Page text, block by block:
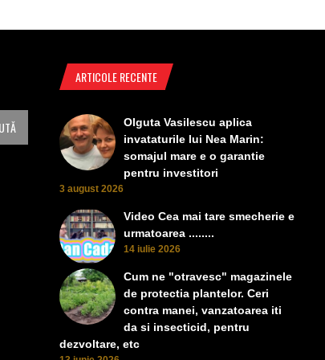
ARTICOLE RECENTE
Olguta Vasilescu aplica
invataturile lui Nea Marin:
somajul mare e o garantie
pentru investitori
3 august 2026
Video Cea mai tare smecherie e
urmatoarea ........
14 iulie 2026
Cum ne "otravesc" magazinele
de protectia plantelor. Ceri
contra manei, vanzatoarea iti
da si insecticid, pentru
dezvoltare, etc